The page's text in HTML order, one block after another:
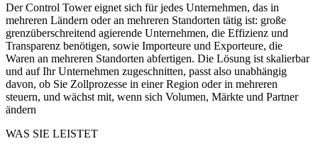
Der Control Tower eignet sich für jedes Unternehmen, das in
mehreren Ländern oder an mehreren Standorten tätig ist: große
grenzüberschreitend agierende Unternehmen, die Effizienz und
Transparenz benötigen, sowie Importeure und Exporteure, die
Waren an mehreren Standorten abfertigen. Die Lösung ist skalierbar
und auf Ihr Unternehmen zugeschnitten, passt also unabhängig
davon, ob Sie Zollprozesse in einer Region oder in mehreren
steuern, und wächst mit, wenn sich Volumen, Märkte und Partner
ändern
WAS SIE LEISTET